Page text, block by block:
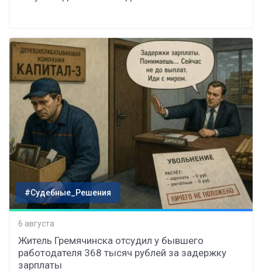
#Судебные_Решения
6 августа
Житель Гремячинска отсудил у бывшего
работодателя 368 тысяч рублей за задержку
зарплаты